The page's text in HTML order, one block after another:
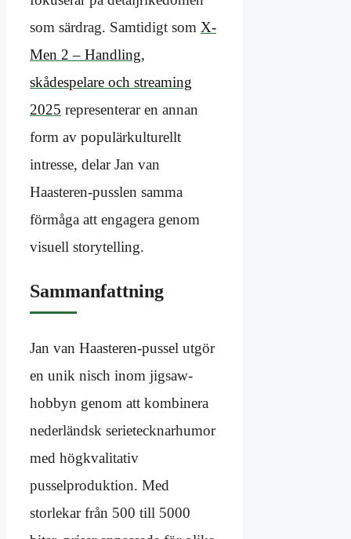
som särdrag. Samtidigt som X-
Men 2 – Handling,
skådespelare och streaming
2025 representerar en annan
form av populärkulturellt
intresse, delar Jan van
Haasteren-pusslen samma
förmåga att engagera genom
visuell storytelling.
Sammanfattning
Jan van Haasteren-pussel utgör
en unik nisch inom jigsaw-
hobbyn genom att kombinera
nederländsk serietecknarhumor
med högkvalitativ
pusselproduktion. Med
storlekar från 500 till 5000